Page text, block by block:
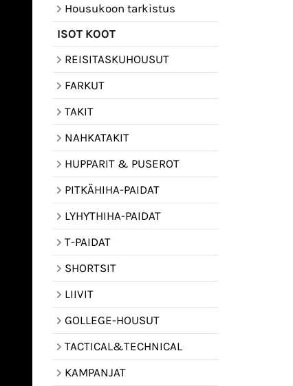
Housukoon tarkistus
ISOT KOOT
REISITASKUHOUSUT
FARKUT
TAKIT
NAHKATAKIT
HUPPARIT & PUSEROT
PITKÄHIHA-PAIDAT
LYHYTHIHA-PAIDAT
T-PAIDAT
SHORTSIT
LIIVIT
GOLLEGE-HOUSUT
TACTICAL&TECHNICAL
KAMPANJAT